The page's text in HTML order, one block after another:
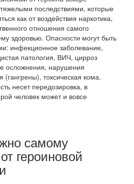
тяжелыми последствиями, которые
как от воздействия наркотика,
отношения самого
здоровью. Опасности могут быть
инфекционное заболевание,
патология, ВИЧ, цирроз
осложнения, нарушения
(гангрены), токсическая кома.
несет передозировка, в
человек может и вовсе
самому
героиновой